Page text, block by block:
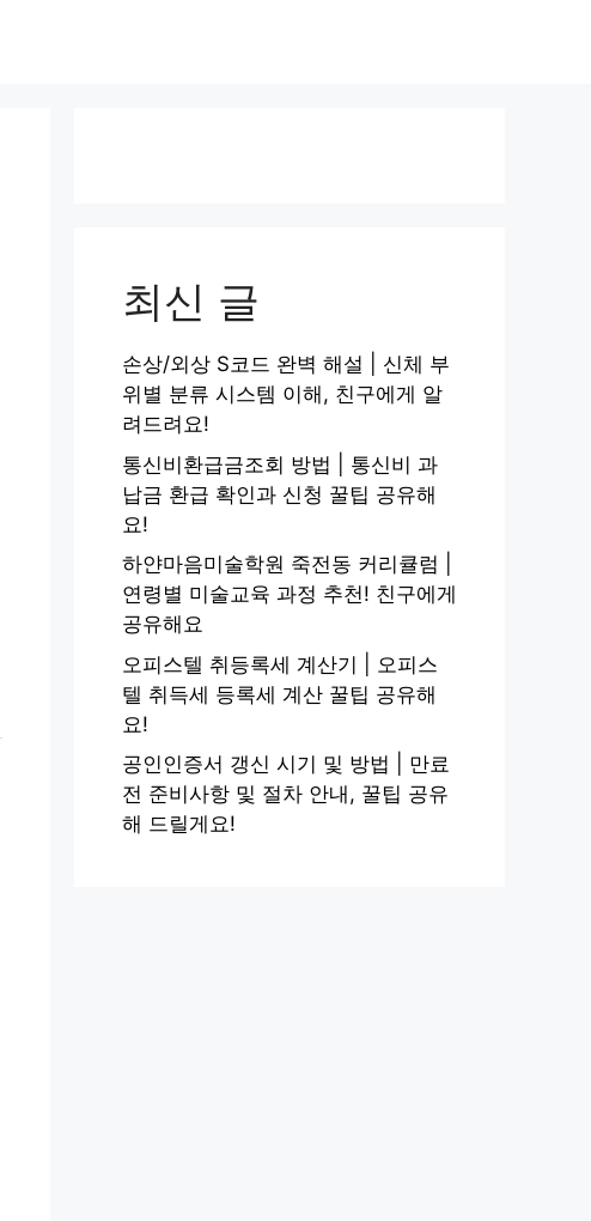
최신 글
손상/외상 S코드 완벽 해설 | 신체 부
위별 분류 시스템 이해, 친구에게 알
려드려요!
통신비환급금조회 방법 | 통신비 과
납금 환급 확인과 신청 꿀팁 공유해
요!
하얀마음미술학원 죽전동 커리큘럼 |
연령별 미술교육 과정 추천! 친구에게
공유해요
오피스텔 취등록세 계산기 | 오피스
텔 취득세 등록세 계산 꿀팁 공유해
요!
공인인증서 갱신 시기 및 방법 | 만료
전 준비사항 및 절차 안내, 꿀팁 공유
해 드릴게요!